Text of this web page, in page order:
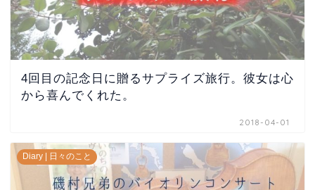
4回目の記念日に贈るサプライズ旅行。彼女は心
から喜んでくれた。
2018-04-01
Diary | 日々のこと